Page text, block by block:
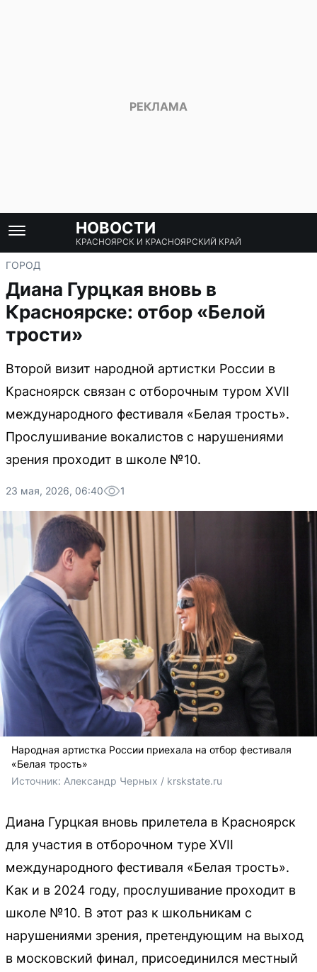
НОВОСТИ
КРАСНОЯРСК И КРАСНОЯРСКИЙ КРАЙ
ГОРОД
Диана Гурцкая вновь в
Красноярске: отбор «Белой
трости»
Второй визит народной артистки России в
Красноярск связан с отборочным туром XVII
международного фестиваля «Белая трость».
Прослушивание вокалистов с нарушениями
зрения проходит в школе №10.
23 мая, 2026, 06:40 1
Народная артистка России приехала на отбор фестиваля
«Белая трость»
Источник: Александр Черных / krskstate.ru
Диана Гурцкая вновь прилетела в Красноярск
для участия в отборочном туре XVII
международного фестиваля «Белая трость».
Как и в 2024 году, прослушивание проходит в
школе №10. В этот раз к школьникам с
нарушениями зрения, претендующим на выход
в московский финал, присоединился местный